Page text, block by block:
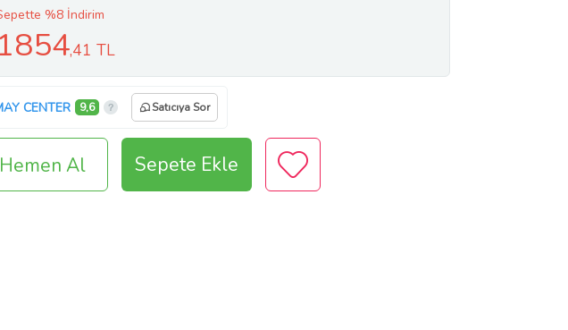
%8 İndirim
1854,41 TL
CENTER 9,6 Satıcıya Sor
Hemen Al Sepete Ekle